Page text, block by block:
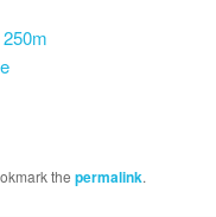
the permalink.